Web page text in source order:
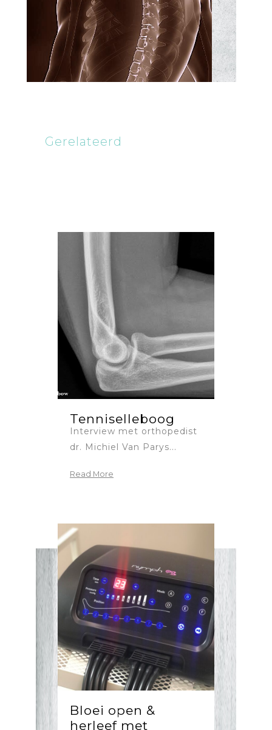
Gerelateerd
Tenniselleboog
Interview met orthopedist
dr. Michiel Van Parys...
Read More
Bloei open &
herleef met